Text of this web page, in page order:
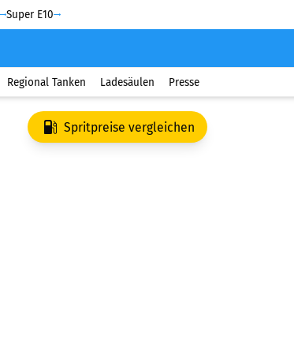
Super E10
Regional Tanken Ladesäulen Presse
Spritpreise vergleichen